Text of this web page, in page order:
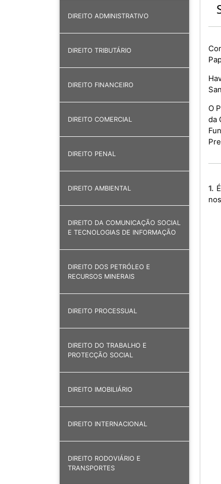
DIREITO ADMINISTRATIVO
DIREITO TRIBUTÁRIO
DIREITO FINANCEIRO
DIREITO COMERCIAL
DIREITO PENAL
DIREITO AMBIENTAL
DIREITO DA COMUNICAÇÃO SOCIAL
E TECNOLOGIAS DE INFORMAÇÃO
DIREITO DOS PETRÓLEO E
RECURSOS MINERAIS
DIREITO PROCESSUAL
DIREITO DO TRABALHO E
PROTECÇÃO SOCIAL
DIREITO IMOBILIÁRIO
DIREITO INTERNACIONAL
DIREITO RODOVIÁRIO E
TRANSPORTES
O
da
1. É criada a Comissão encarregue de preparar e organizar a visita oficial de Sua Santidade Papa Leão XIV ao